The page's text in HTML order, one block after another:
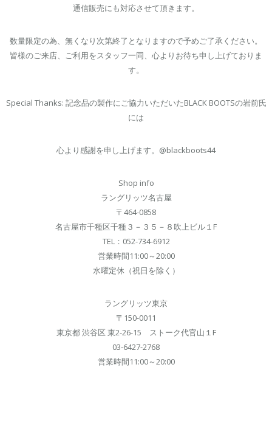
通信販売にも対応させて頂きます。
数量限定の為、無くなり次第終了となりますので予めご了承ください。
皆様のご来店、ご利用をスタッフ一同、心よりお待ち申し上げておりま
す。
Special Thanks: 記念品の製作にご協力いただいたBLACK BOOTSの岩前氏
には
心より感謝を申し上げます。@blackboots44
Shop info
ラングリッツ名古屋
〒464-0858
名古屋市千種区千種３－３５－８吹上ビル１F
TEL：052-734-6912
営業時間11:00～20:00
水曜定休（祝日を除く）
ラングリッツ東京
〒150-0011
東京都 渋谷区 東2-26-15 ストーク代官山１F
03-6427-2768
営業時間11:00～20:00